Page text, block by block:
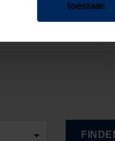
toestaan